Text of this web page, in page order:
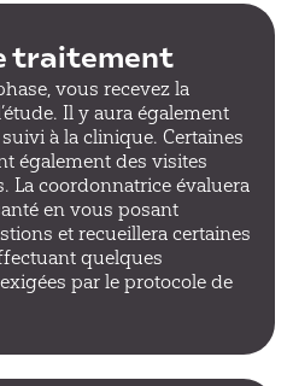
traitement
vous recevez la
Il y aura également
à la clinique. Certaines
également des visites
La coordonnatrice évaluera
en vous posant
et recueillera certaines
quelques
par le protocole de